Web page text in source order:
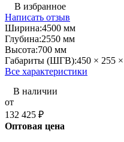
В избранное
Написать отзыв
Ширина:4500 мм
Глубина:2550 мм
Высота:700 мм
Габариты (ШГВ):450 × 255
Все характеристики
В наличии
от
132 425 ₽
Оптовая цена